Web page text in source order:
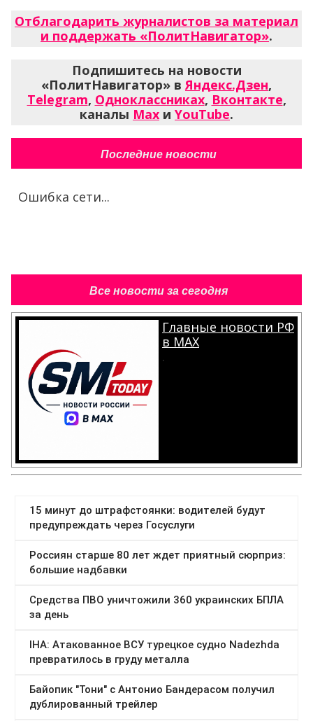
Отблагодарить журналистов за материал
и поддержать «ПолитНавигатор».
Подпишитесь на новости
«ПолитНавигатор» вЯндекс.Дзен,
Telegram, Одноклассниках, Вконтакте,
каналы Max и YouTube.
Последние новости
Ошибка сети...
Все новости за сегодня
Главные новости РФ
в MAX
.